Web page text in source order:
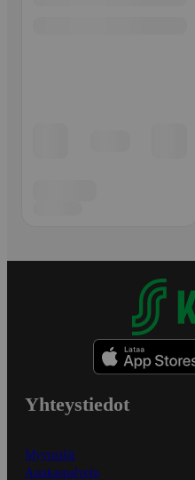
Yhteystiedot
Myymälät
Asiakaspalvelu